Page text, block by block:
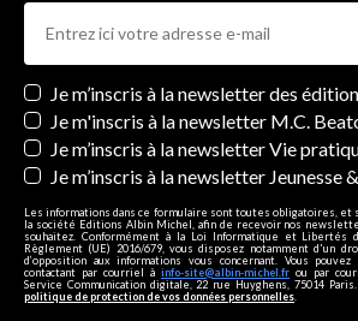
Newsletters
Je m’inscris à la newsletter des
Je m'inscris à la newsletter M.C.
Je m’inscris à la newsletter Vie
Je m’inscris à la newsletter Jeunesse
Les informations dans ce formulaire sont toutes obligatoires,
la société Editions Albin Michel, afin de recevoir nos
souhaitez. Conformément à la Loi Informatique et Libertés
Règlement (UE) 2016/679, vous disposez notamment d'un
d’opposition aux informations vous concernant. Vous
contactant par courriel à info-site@albin-michel.fr ou par
Service Communication digitale, 22 rue Huyghens, 75014 Paris.
politique de protection de vos données personnelles